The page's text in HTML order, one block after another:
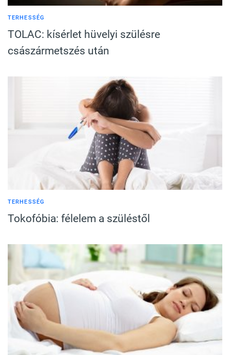
TERHESSÉG
TOLAC: kísérlet hüvelyi szülésre
császármetszés után
TERHESSÉG
Tokofóbia: félelem a szüléstől